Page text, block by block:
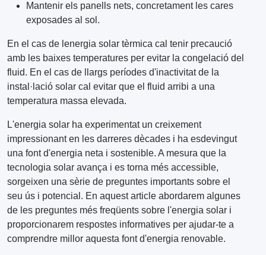
Mantenir els panells nets, concretament les cares
exposades al sol.
En el cas de lenergia solar tèrmica cal tenir precaució
amb les baixes temperatures per evitar la congelació del
fluid. En el cas de llargs períodes d'inactivitat de la
instal·lació solar cal evitar que el fluid arribi a una
temperatura massa elevada.
L'energia solar ha experimentat un creixement
impressionant en les darreres dècades i ha esdevingut
una font d'energia neta i sostenible. A mesura que la
tecnologia solar avança i es torna més accessible,
sorgeixen una sèrie de preguntes importants sobre el
seu ús i potencial. En aquest article abordarem algunes
de les preguntes més freqüents sobre l'energia solar i
proporcionarem respostes informatives per ajudar-te a
comprendre millor aquesta font d'energia renovable.